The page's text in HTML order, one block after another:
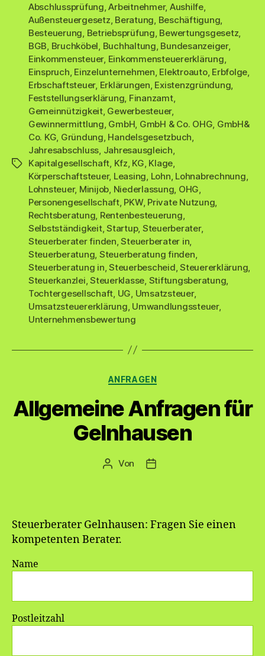
Schlagwörter
Abschlussprüfung ,Arbeitnehmer, Aushilfe,
Außensteuergesetz Beratung Beschäftigung
Besteuerung Betriebsprüfung Bewertungsgesetz
BGB Bruchköbel Buchhaltung Bundesanzeiger,
Einkommensteuer, Einkommensteuererklärung
Einspruch Einzelunternehmen Elektroauto, Erbfolge
Erbschaftsteuer, Erklärungen Existenzgründung
Feststellungserklärung Finanzamt,
Gemeinnützigkeit, Gewerbesteuer,
Gewinnermittlung GmbH GmbH & Co. OHG GmbH&
Co. KG Gründung Handelsgesetzbuch
Jahresabschluss Jahresausgleich
Kapitalgesellschaft Kfz KG Klage
Körperschaftsteuer, Leasing Lohn Lohnabrechnung
Lohnsteuer, Minijob Niederlassung OHG
Personengesellschaft, PKW, Private Nutzung
Rechtsberatung Rentenbesteuerung
Selbstständigkeit,Startup, Steuerberater,
Steuerberater finden ,Steuerberater in
Steuerberatung Steuerberatung finden
Steuerberatung in ,Steuerbescheid ,Steuererklärung
Steuerkanzlei ,Steuerklasse Stiftungsberatung
Tochtergesellschaft UG Umsatzsteuer,
Umsatzsteuererklärung Umwandlungssteuer,
Unternehmensbewertung
Kategorien
ANFRAGEN
Allgemeine Anfragen für
Gelnhausen
Beitragsautor
Von Veröffentlichungsdatum
Steuerberater Gelnhausen: Fragen Sie einen
kompetenten Berater.
Name
Postleitzahl